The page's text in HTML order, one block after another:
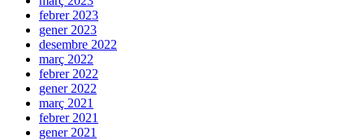
febrer 2023
gener 2023
desembre 2022
març 2022
febrer 2022
gener 2022
març 2021
febrer 2021
gener 2021